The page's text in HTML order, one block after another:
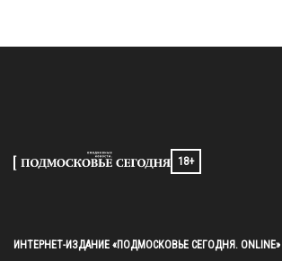
18+
ИНТЕРНЕТ-ИЗДАНИЕ «ПОДМОСКОВЬЕ СЕГОДНЯ. ONLINE»